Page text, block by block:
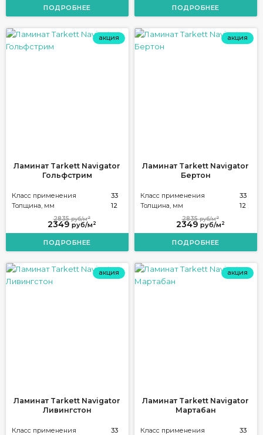
ПОДРОБНЕЕ ПОДРОБНЕЕ
акция
Ламинат Tarkett Navigator
Гольфстрим
Класс применения
33
Толщина, мм
12
2349 руб/м 2
2835руб/м2
ПОДРОБНЕЕ
акция
Ламинат Tarkett Navigator
Бертон
Класс применения
33
Толщина, мм
12
2349 руб/м 2
2835руб/м2
ПОДРОБНЕЕ
акция
Ламинат Tarkett Navigator
Ливингстон
Класс применения
33
акция
Ламинат Tarkett Navigator
Мартабан
Класс применения
33